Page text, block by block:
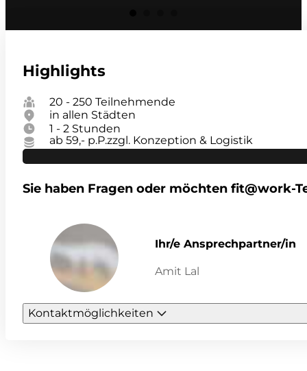
Highlights
20 - 250 Teilnehmende
in allen Städten
1 - 2 Stunden
ab 59,- p.P.zzgl. Konzeption & Logistik
Sie haben Fragen oder möchten fit@work-
Ihr/e Ansprechpartner/in
Amit Lal
Kontaktmöglichkeiten